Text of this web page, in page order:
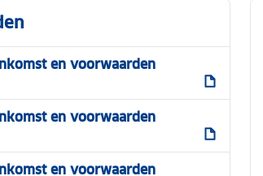
en voorwaarden
en voorwaarden
en voorwaarden